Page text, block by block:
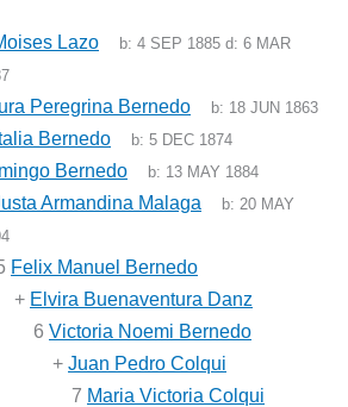
Lazo b:4 SEP 1885 d:6 MAR
Peregrina Bernedo b: 18 JUN 1863
Bernedo b:5 DEC 1874
Bernedo b: 13 MAY 1884
Armandina Malaga b:20 MAY
Felix Manuel Bernedo
+ Elvira Buenaventura Danz
6 Victoria Noemi Bernedo
+ Juan Pedro Colqui
7 Maria Victoria Colqui